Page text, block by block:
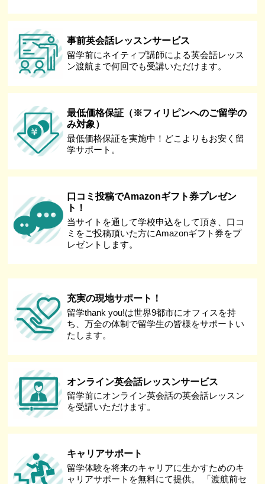
事前英会話レッスンサービス
留学前にネイティブ講師による英会話レッス
ン渡航まで何回でも受講いただけます。
最低価格保証（※フィリピンへのご留学の
み対象）
最低価格保証を実施中！どこよりもお安く留
学サポート。
口コミ投稿でAmazonギフト券プレゼン
ト！
当サイトを通して学校申込をして頂き、口コ
ミをご投稿頂いた方にAmazonギフト券をプ
レゼントします。
充実の現地サポート！
留学thank you!は世界9都市にオフィスを持
ち、万全の体制で留学生の皆様をサポートい
たします。
オンライン英会話レッスンサービス
留学前にオンライン英会話の英会話レッスン
を受講いただけます。
キャリアサポート
留学体験を将来のキャリアに生かすためのキ
ャリアサポートを無料にて提供。 「渡航前セ